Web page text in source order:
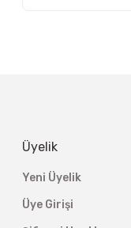
Üyelik
Yeni Üyelik
Üye Girişi